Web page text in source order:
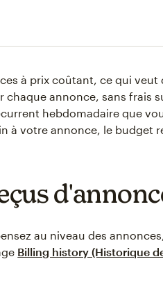
à prix coûtant, ce qui
annonce, sans frais
hebdomadaire que
à votre annonce, le budget
au niveau des
Billing history (Historique